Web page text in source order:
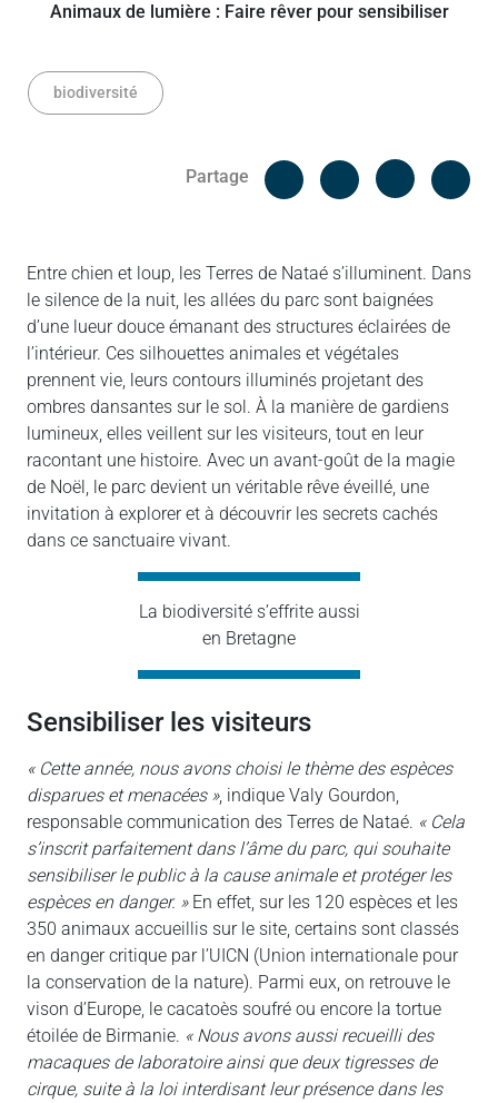
biodiversité
Partage
Facebook
Entre chien et loup, les Terres de Nataé s’illuminent. Dans
le silence de la nuit, les allées du parc sont baignées
d’une lueur douce émanant des structures éclairées de
l’intérieur. Ces silhouettes animales et végétales
prennent vie, leurs contours illuminés projetant des
ombres dansantes sur le sol. À la manière de gardiens
lumineux, elles veillent sur les visiteurs, tout en leur
racontant une histoire. Avec un avant-goût de la magie
de Noël, le parc devient un véritable rêve éveillé, une
invitation à explorer et à découvrir les secrets cachés
dans ce sanctuaire vivant.
La biodiversité s’effrite aussi
en Bretagne
sensibiliser les visiteurs
« Cette année, nous avons choisi le thème des espèces
disparues et menacées », indique Valy Gourdon,
responsable communication des Terres de Nataé. « Cela
s’inscrit parfaitement dans l’âme du parc, qui souhaite
sensibiliser le public à la cause animale et protéger les
espèces en danger. »En effet, sur les 120 espèces et les
350 animaux accueillis sur le site, certains sont classés
en danger critique par l’UICN (Union internationale pour
la conservation de la nature). Parmi eux, on retrouve le
vison d’Europe, le cacatoès soufré ou encore la tortue
étoilée de Birmanie. « Nous avons aussi recueilli des
macaques de laboratoire ainsi que deux tigresses de
cirque, suite à la loi interdisant leur présence dans les